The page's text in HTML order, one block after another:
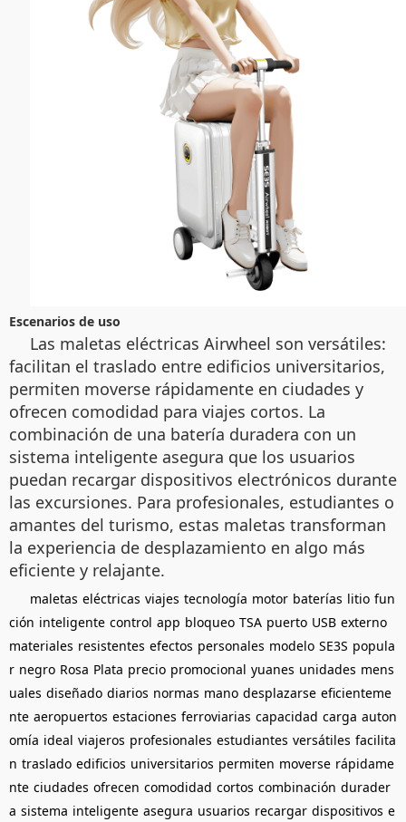
Escenarios de uso
Las maletas eléctricas Airwheel son versátiles:
facilitan el traslado entre edificios universitarios,
permiten moverse rápidamente en ciudades y
ofrecen comodidad para viajes cortos. La
combinación de una batería duradera con un
sistema inteligente asegura que los usuarios
puedan recargar dispositivos electrónicos durante
las excursiones. Para profesionales, estudiantes o
amantes del turismo, estas maletas transforman
la experiencia de desplazamiento en algo más
eficiente y relajante.
maletas eléctricas viajes tecnología motor baterías litio fun
ción inteligente control app bloqueo TSA puerto USB externo
materiales resistentes efectos personales modelo SE3S popula
r negro Rosa Plata precio promocional yuanes unidades mens
uales diseñado diarios normas mano desplazarse eficienteme
nte aeropuertos estaciones ferroviarias capacidad carga auton
omía ideal viajeros profesionales estudiantes versátiles facilita
n traslado edificios universitarios permiten moverse rápidame
nte ciudades ofrecen comodidad cortos combinación durader
a sistema inteligente asegura usuarios recargar dispositivos e